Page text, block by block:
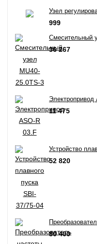
Узел
999
Смесительный
36 267
Электропривод
11 475
Устройство
52 820
80 400